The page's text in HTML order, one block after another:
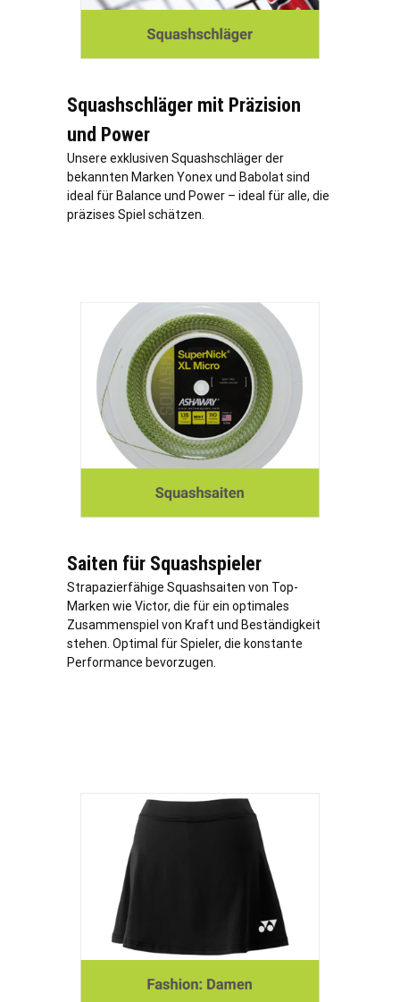
Squashschläger mit Präzision
und Power
Unsere exklusiven Squashschläger der
bekannten Marken Yonex und Babolat sind
ideal für Balance und Power – ideal für alle, die
präzises Spiel schätzen.
Saiten für Squashspieler
Strapazierfähige Squashsaiten von Top-
Marken wie Victor, die für ein optimales
Zusammenspiel von Kraft und Beständigkeit
stehen. Optimal für Spieler, die konstante
Performance bevorzugen.